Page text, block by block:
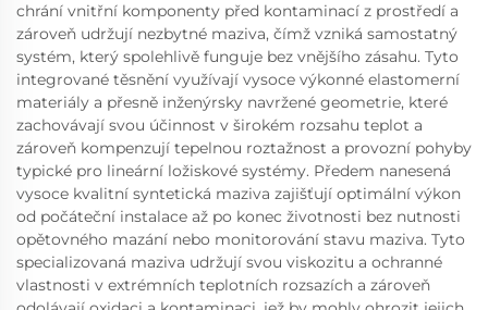
chrání vnitřní komponenty před kontaminací z prostředí a
zároveň udržují nezbytné maziva, čímž vzniká samostatný
systém, který spolehlivě funguje bez vnějšího zásahu. Tyto
integrované těsnění využívají vysoce výkonné elastomerní
materiály a přesně inženýrsky navržené geometrie, které
zachovávají svou účinnost v širokém rozsahu teplot a
zároveň kompenzují tepelnou roztažnost a provozní pohyby
typické pro lineární ložiskové systémy. Předem nanesená
vysoce kvalitní syntetická maziva zajišťují optimální výkon
od počáteční instalace až po konec životnosti bez nutnosti
opětovného mazání nebo monitorování stavu maziva. Tyto
specializovaná maziva udržují svou viskozitu a ochranné
vlastnosti v extrémních teplotních rozsazích a zároveň